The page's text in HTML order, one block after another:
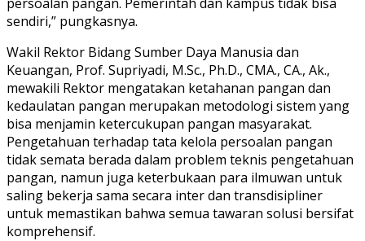
sendiri,” pungkasnya.
Wakil Rektor Bidang Sumber Daya Manusia dan
Keuangan, Prof. Supriyadi, M.Sc., Ph.D., CMA., CA., Ak.,
mewakili Rektor mengatakan ketahanan pangan dan
kedaulatan pangan merupakan metodologi sistem yang
bisa menjamin ketercukupan pangan masyarakat.
Pengetahuan terhadap tata kelola persoalan pangan
tidak semata berada dalam problem teknis pengetahuan
pangan, namun juga keterbukaan para ilmuwan untuk
saling bekerja sama secara inter dan transdisipliner
untuk memastikan bahwa semua tawaran solusi bersifat
komprehensif.